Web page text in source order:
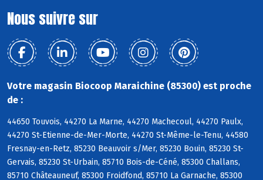
Nous suivre sur
Votre magasin Biocoop Maraichine (85300) est proche
de :
44650 Touvois, 44270 La Marne, 44270 Machecoul, 44270 Paulx,
44270 St-Etienne-de-Mer-Morte, 44270 St-Même-le-Tenu, 44580
Fresnay-en-Retz, 85230 Beauvoir s/Mer, 85230 Bouin, 85230 St-
Gervais, 85230 St-Urbain, 85710 Bois-de-Céné, 85300 Challans,
85710 Châteauneuf, 85300 Froidfond, 85710 La Garnache, 85300